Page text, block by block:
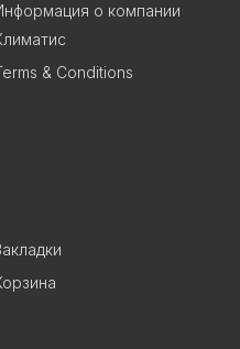
о компании
& Conditions